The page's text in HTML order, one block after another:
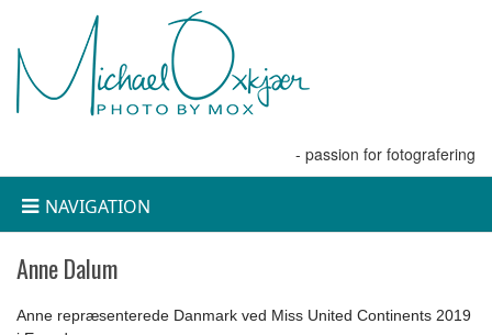
- passion for fotografering
NAVIGATION
Anne Dalum
Anne repræsenterede Danmark ved Miss United Continents 2019